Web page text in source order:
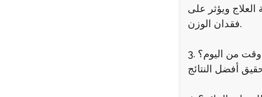
ويؤثر على
فقدان الوزن.
من اليوم؟